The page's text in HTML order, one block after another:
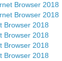
Browser 2018
Browser 2018
Browser 2018
Browser 2018
Browser 2018
Browser 2018